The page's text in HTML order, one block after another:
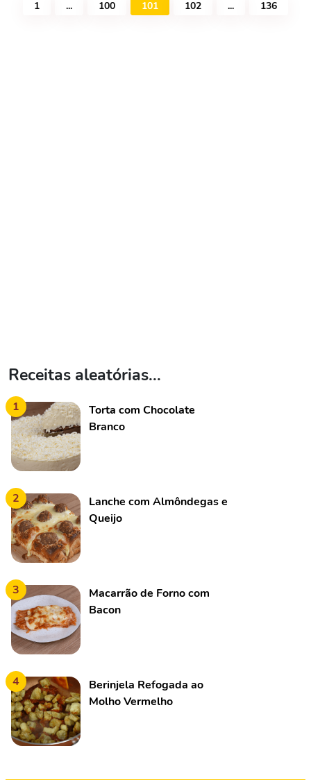
1 ... 100 101 102 ... 136
Receitas aleatórias...
1
Torta com Chocolate
Branco
2
Lanche com Almôndegas e
Queijo
3
Macarrão de Forno com
Bacon
4
Berinjela Refogada ao
Molho Vermelho